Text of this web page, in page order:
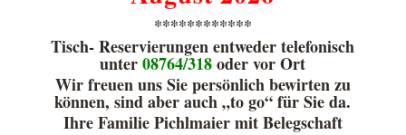
************
Tisch- Reservierungen entweder telefonisch
unter08764/318oder vor Ort
Wir freuen uns Sie persönlich bewirten zu
können, sind aber auch „to go“ für Sie da.
Ihre Familie Pichlmaier mit Belegschaft